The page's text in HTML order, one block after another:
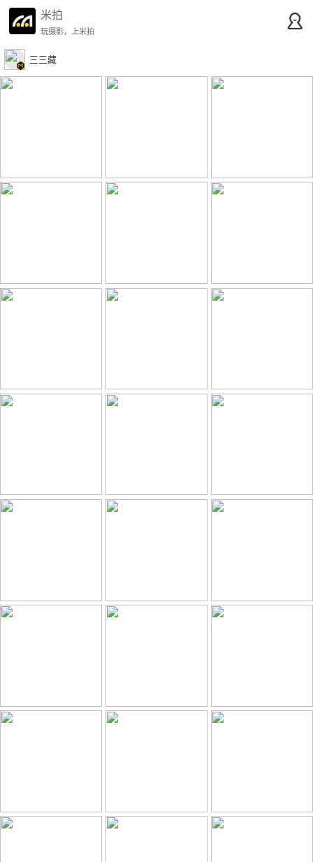
米拍
玩摄影，上米拍
三三藏